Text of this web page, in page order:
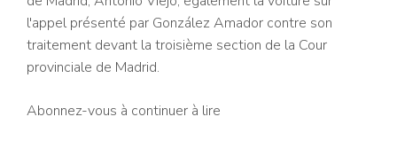
l'appel présenté par González Amador contre son
traitement devant la troisième section de la Cour
provinciale de Madrid.
Abonnez-vous à continuer à lire